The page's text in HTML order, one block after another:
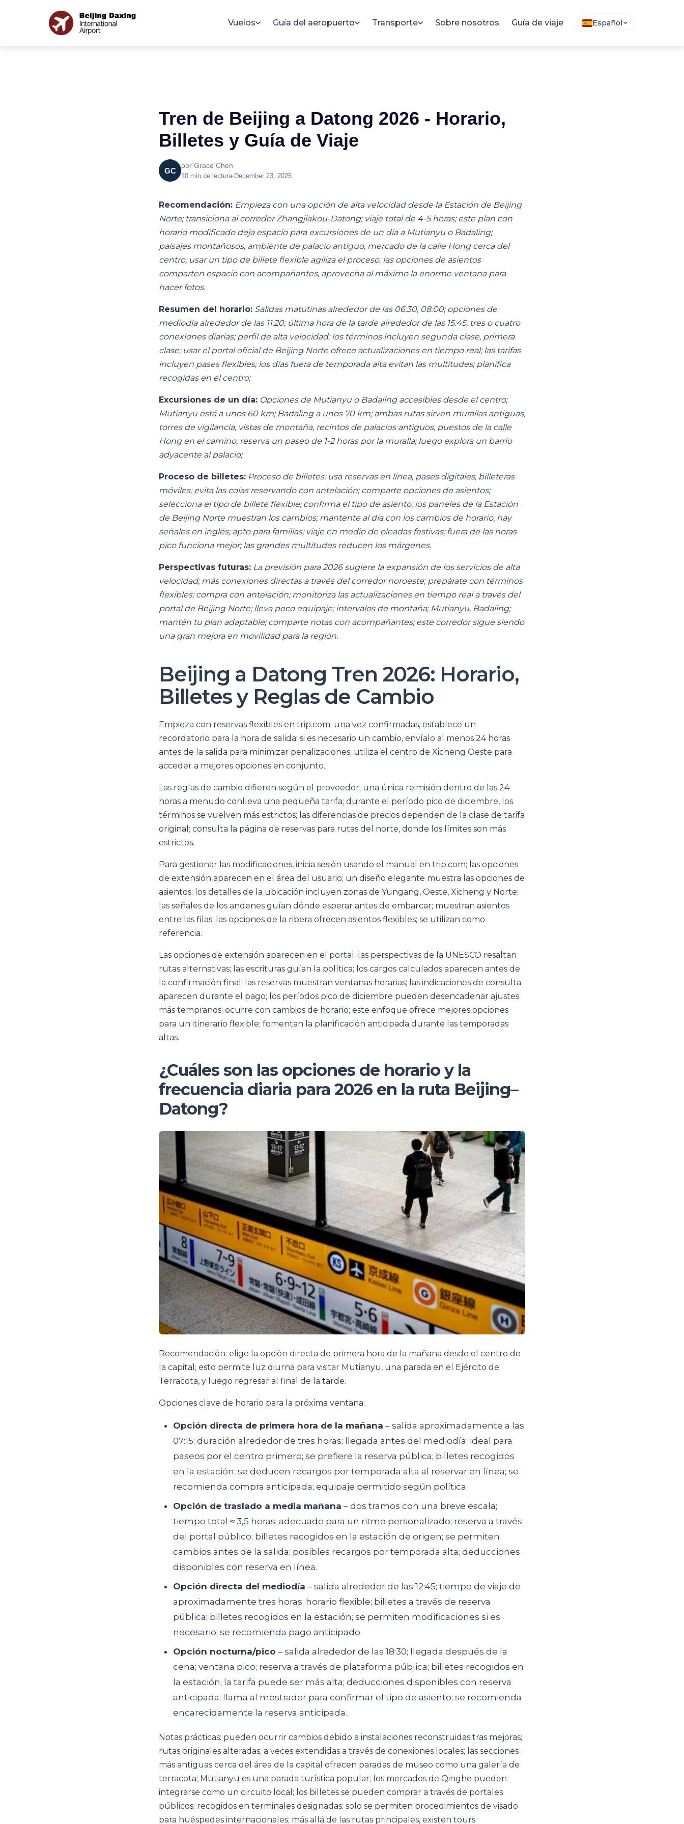
Vuelos Guía del aeropuerto Transporte Sobre nosotros Guía de viaje Español
Tren de Beijing a Datong 2026 - Horario,
Billetes y Guía de Viaje
GC
por Grace Chen
10 min de lectura•December 23, 2025
Recomendación: Empieza con una opción de alta velocidad desde la Estación de Beijing
Norte; transiciona al corredor Zhangjiakou-Datong; viaje total de 4-5 horas; este plan con
horario modificado deja espacio para excursiones de un día a Mutianyu o Badaling;
paisajes montañosos, ambiente de palacio antiguo, mercado de la calle Hong cerca del
centro; usar un tipo de billete flexible agiliza el proceso; las opciones de asientos
comparten espacio con acompañantes, aprovecha al máximo la enorme ventana para
hacer fotos.
Resumen del horario: Salidas matutinas alrededor de las 06:30, 08:00; opciones de
mediodía alrededor de las 11:20; última hora de la tarde alrededor de las 15:45; tres o cuatro
conexiones diarias; perfil de alta velocidad; los términos incluyen segunda clase, primera
clase; usar el portal oficial de Beijing Norte ofrece actualizaciones en tiempo real; las tarifas
incluyen pases flexibles; los días fuera de temporada alta evitan las multitudes; planifica
recogidas en el centro;
Excursiones de un día: Opciones de Mutianyu o Badaling accesibles desde el centro;
Mutianyu está a unos 60 km; Badaling a unos 70 km; ambas rutas sirven murallas antiguas,
torres de vigilancia, vistas de montaña, recintos de palacios antiguos, puestos de la calle
Hong en el camino; reserva un paseo de 1-2 horas por la muralla; luego explora un barrio
adyacente al palacio;
Proceso de billetes: Proceso de billetes: usa reservas en línea, pases digitales, billeteras
móviles; evita las colas reservando con antelación; comparte opciones de asientos;
selecciona el tipo de billete flexible; confirma el tipo de asiento; los paneles de la Estación
de Beijing Norte muestran los cambios; mantente al día con los cambios de horario; hay
señales en inglés; apto para familias; viaje en medio de oleadas festivas; fuera de las horas
pico funciona mejor; las grandes multitudes reducen los márgenes.
Perspectivas futuras: La previsión para 2026 sugiere la expansión de los servicios de alta
velocidad; más conexiones directas a través del corredor noroeste; prepárate con términos
flexibles; compra con antelación; monitoriza las actualizaciones en tiempo real a través del
portal de Beijing Norte; lleva poco equipaje; intervalos de montaña; Mutianyu, Badaling;
mantén tu plan adaptable; comparte notas con acompañantes; este corredor sigue siendo
una gran mejora en movilidad para la región.
Beijing a Datong Tren 2026: Horario,
Billetes y Reglas de Cambio
Empieza con reservas flexibles en trip.com; una vez confirmadas, establece un
recordatorio para la hora de salida; si es necesario un cambio, envíalo al menos 24 horas
antes de la salida para minimizar penalizaciones; utiliza el centro de Xicheng Oeste para
acceder a mejores opciones en conjunto.
Las reglas de cambio difieren según el proveedor; una única reimisión dentro de las 24
horas a menudo conlleva una pequeña tarifa; durante el período pico de diciembre, los
términos se vuelven más estrictos; las diferencias de precios dependen de la clase de tarifa
original; consulta la página de reservas para rutas del norte, donde los límites son más
estrictos.
Para gestionar las modificaciones, inicia sesión usando el manual en trip.com; las opciones
de extensión aparecen en el área del usuario; un diseño elegante muestra las opciones de
asientos; los detalles de la ubicación incluyen zonas de Yungang, Oeste, Xicheng y Norte;
las señales de los andenes guían dónde esperar antes de embarcar; muestran asientos
entre las filas; las opciones de la ribera ofrecen asientos flexibles; se utilizan como
referencia.
Las opciones de extensión aparecen en el portal; las perspectivas de la UNESCO resaltan
rutas alternativas; las escrituras guían la política; los cargos calculados aparecen antes de
la confirmación final; las reservas muestran ventanas horarias; las indicaciones de consulta
aparecen durante el pago; los períodos pico de diciembre pueden desencadenar ajustes
más tempranos; ocurre con cambios de horario; este enfoque ofrece mejores opciones
para un itinerario flexible; fomentan la planificación anticipada durante las temporadas
altas.
¿Cuáles son las opciones de horario y la
frecuencia diaria para 2026 en la ruta Beijing–
Datong?
Recomendación: elige la opción directa de primera hora de la mañana desde el centro de
la capital; esto permite luz diurna para visitar Mutianyu, una parada en el Ejército de
Terracota, y luego regresar al final de la tarde.
Opciones clave de horario para la próxima ventana:
Opción directa de primera hora de la mañana – salida aproximadamente a las
07:15; duración alrededor de tres horas; llegada antes del mediodía; ideal para
paseos por el centro primero; se prefiere la reserva pública; billetes recogidos
en la estación; se deducen recargos por temporada alta al reservar en línea; se
recomienda compra anticipada; equipaje permitido según política.
Opción de traslado a media mañana – dos tramos con una breve escala;
tiempo total ≈ 3,5 horas; adecuado para un ritmo personalizado; reserva a través
del portal público; billetes recogidos en la estación de origen; se permiten
cambios antes de la salida; posibles recargos por temporada alta; deducciones
disponibles con reserva en línea.
Opción directa del mediodía – salida alrededor de las 12:45; tiempo de viaje de
aproximadamente tres horas; horario flexible; billetes a través de reserva
pública; billetes recogidos en la estación; se permiten modificaciones si es
necesario; se recomienda pago anticipado.
Opción nocturna/pico – salida alrededor de las 18:30; llegada después de la
cena; ventana pico; reserva a través de plataforma pública; billetes recogidos en
la estación; la tarifa puede ser más alta; deducciones disponibles con reserva
anticipada; llama al mostrador para confirmar el tipo de asiento; se recomienda
encarecidamente la reserva anticipada.
Notas prácticas: pueden ocurrir cambios debido a instalaciones reconstruidas tras mejoras;
rutas originales alteradas; a veces extendidas a través de conexiones locales; las secciones
más antiguas cerca del área de la capital ofrecen paradas de museo como una galería de
terracota; Mutianyu es una parada turística popular; los mercados de Qinghe pueden
integrarse como un circuito local; los billetes se pueden comprar a través de portales
públicos; recogidos en terminales designadas; solo se permiten procedimientos de visado
para huéspedes internacionales; más allá de las rutas principales, existen tours